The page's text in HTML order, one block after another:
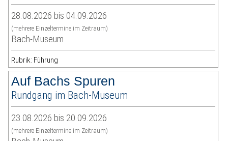
28.08.2026 bis 04.09.2026
(mehrere Einzeltermine im Zeitraum)
Bach-Museum
Rubrik: Führung
Auf Bachs Spuren
Rundgang im Bach-Museum
23.08.2026 bis 20.09.2026
(mehrere Einzeltermine im Zeitraum)